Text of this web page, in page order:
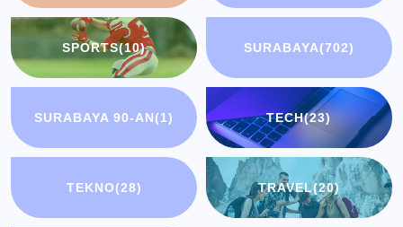
SPORTS(10) SURABAYA(702)
SURABAYA 90-AN(1) TECH(23)
TEKNO(28) TRAVEL(20)